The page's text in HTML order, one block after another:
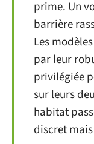
prime. Un
barrière
Les
par leur
privilégiée
sur leurs
habitat
discret